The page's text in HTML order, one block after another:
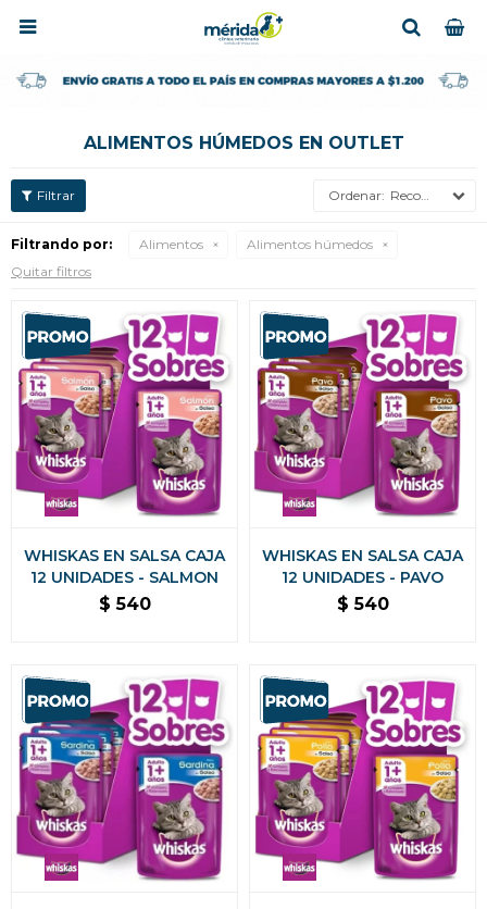

ALIMENTOS HÚMEDOS EN OUTLET
Recomendados
Filtrando por: Alimentos
Alimentos húmedos
Quitar filtros
WHISKAS EN SALSA CAJA
12 UNIDADES - SALMON
$ 540
WHISKAS EN SALSA CAJA
12 UNIDADES - PAVO
$ 540